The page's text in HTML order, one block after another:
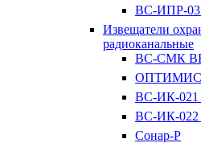
ВС-ИПР-
Извещатели
радиоканальные
ВС-СМК
ВС-ИК-
ВС-ИК-
Сонар-Р